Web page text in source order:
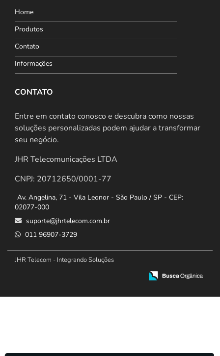
Home
Produtos
Contato
Informações
CONTATO
Entre em contato conosco e descubra como nossas
soluções personalizadas podem ajudar a transformar
seu negócio.
JHR Telecomunicações LTDA
CNPJ: 20712650/0001-77
Av. Angelina, 71 - Vila Leonor - São Paulo / SP - CEP:
02077-000
suporte@jhrtelecom.com.br
011 96907-3729
JHR Telecom - Integrando Soluções